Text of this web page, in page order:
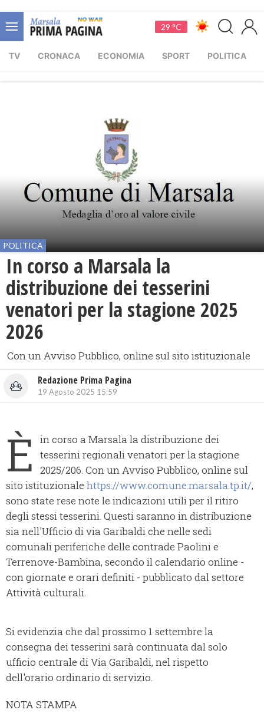
29 °C
TV CRONACA ECONOMIA SPORT POLITICA
POLITICA
In corso a Marsala la
distribuzione dei tesserini
venatori per la stagione 2025
2026
Con un Avviso Pubblico, online sul sito istituzionale
Redazione Prima Pagina
19 Agosto 2025 15:59
È
in corso a Marsala la distribuzione dei
tesserini regionali venatori per la stagione
2025/206. Con un Avviso Pubblico, online sul
sito istituzionale https://www.comune.marsala.tp.it/,
sono state rese note le indicazioni utili per il ritiro
degli stessi tesserini. Questi saranno in distribuzione
sia nell'Ufficio di via Garibaldi che nelle sedi
comunali periferiche delle contrade Paolini e
Terrenove-Bambina, secondo il calendario online -
con giornate e orari definiti - pubblicato dal settore
Attività culturali.
Si evidenzia che dal prossimo 1 settembre la
consegna dei tesserini sarà continuata dal solo
ufficio centrale di Via Garibaldi, nel rispetto
dell'orario ordinario di servizio.
NOTA STAMPA